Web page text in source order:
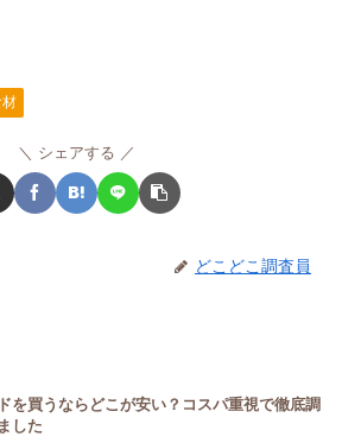
シェアする
どこどこ調査員
を買うならどこが安い？コスパ重視で徹底調
した